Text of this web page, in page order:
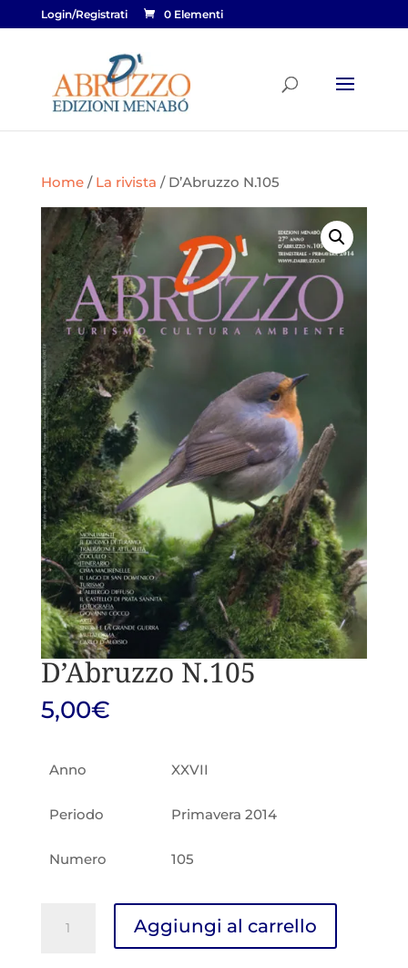
Login/Registrati 0 Elementi
Home/ La rivista / D’Abruzzo N.105
D’Abruzzo N.105
5,00€
Anno XXVII
Periodo Primavera 2014
Numero 105
N.105
Aggiungi al carrello